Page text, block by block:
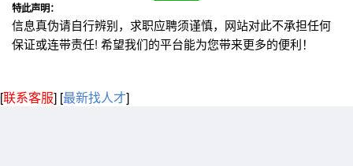
特此声明：
信息真伪请自行辨别，求职应聘须谨慎，网站对此不承担任何
保证或连带责任! 希望我们的平台能为您带来更多的便利！
[联系客服] [最新找人才]